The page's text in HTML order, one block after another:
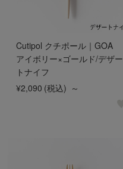
Cutipol クチポール｜GOA
アイボリー×ゴールド/デザー
トナイフ
¥2,090 (税込) ～